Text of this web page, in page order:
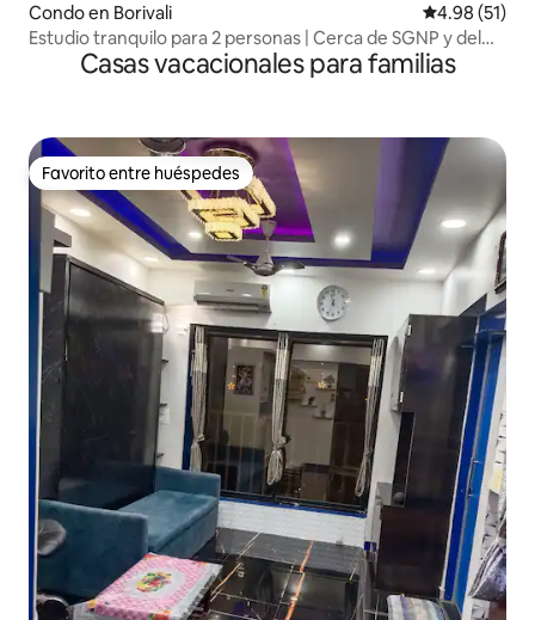
Condo en Borivali Calificación
4.98 (51)
Estudio tranquilo para 2 personas | Cerca de SGNP y del
Casas vacacionales para familias
Favorito entre huéspedes
Favorito entre huéspedes